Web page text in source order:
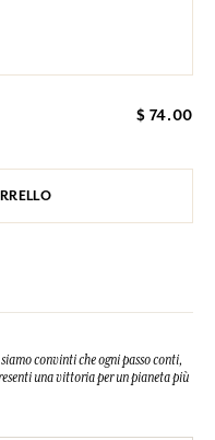
$ 74.00
convinti che ogni passo conti,
una vittoria per un pianeta più